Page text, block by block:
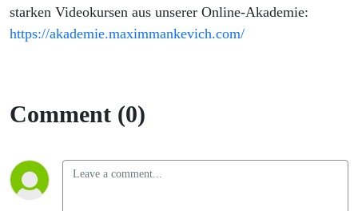
starken Videokursen aus unserer Online-Akademie:
https://akademie.maximmankevich.com/
Comment (0)